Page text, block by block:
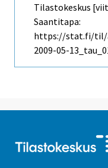
Tilastokeskus
Saantitapa:
https://stat.fi/til/
2009-05-